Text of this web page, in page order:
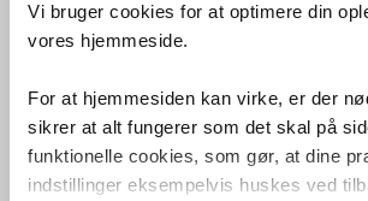
Vi bruger cookies for at optimere din
vores hjemmeside.
For at hjemmesiden kan virke, er der
sikrer at alt fungerer som det skal på
funktionelle cookies, som gør, at dine
indstillinger eksempelvis huskes ved
VVS-Shoppen.dk ApS Søren Nymarks Vej 15
Tlf.: 87 37 40 30